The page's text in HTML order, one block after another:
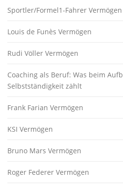
Sportler/Formel1-Fahrer Vermögen
Louis de Funès Vermögen
Rudi Völler Vermögen
Coaching als Beruf: Was beim
Selbstständigkeit zählt
Frank Farian Vermögen
KSI Vermögen
Bruno Mars Vermögen
Roger Federer Vermögen